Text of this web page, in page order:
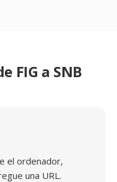
FIG a SNB
el ordenador,
una URL.